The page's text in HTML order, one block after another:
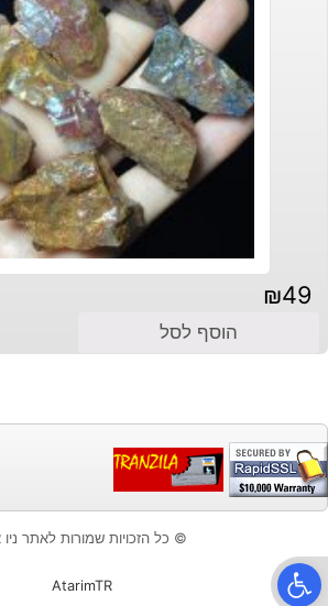
₪49
הוסף לסל
© כל הזכויות שמורות לאתר ניו
AtarimTR
פתח סרגל נגישות